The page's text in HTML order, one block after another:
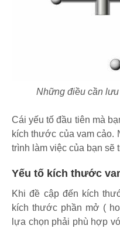
Những điều cần
Cái yếu tố đầu tiên mà
kích thước của vam cảo.
trình làm việc của bạn sẽ
Yếu tố kích thước
Khi đề cập đến kích
kích thước phần mở (
lựa chọn phải phù hợp